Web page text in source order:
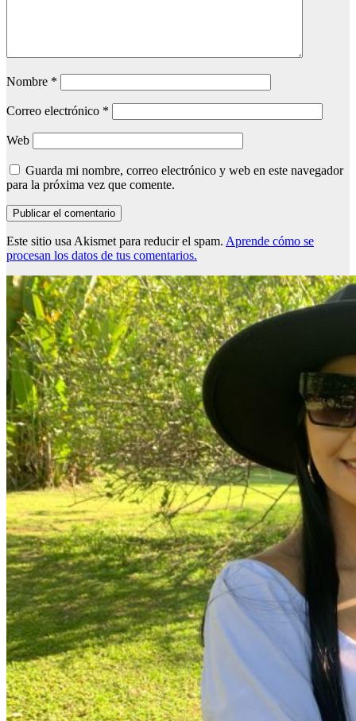
Nombre *
Correo electrónico *
Web
Guarda mi nombre, correo electrónico y web en este navegador
para la próxima vez que comente.
Este sitio usa Akismet para reducir el spam. Aprende cómo se
procesan los datos de tus comentarios.